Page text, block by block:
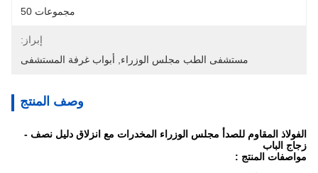
مجموعات 50
إبراز:
مستشفى الطب مجلس الوزراء
أبواب غرفة المستشفى
وصف المنتج
الفولاذ المقاوم للصدأ مجلس الوزراء المخدرات مع انزلاق دليل نصف -
زجاج الباب
مواصفات المنتج :